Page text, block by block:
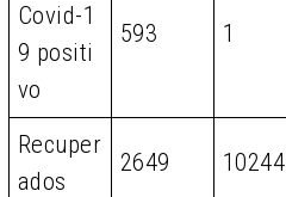
Covid-1
9 positi
vo
593 1
Recuper
ados
2649 10244